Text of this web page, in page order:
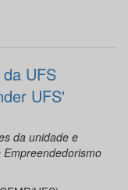
UFS
UFS'
da unidade e